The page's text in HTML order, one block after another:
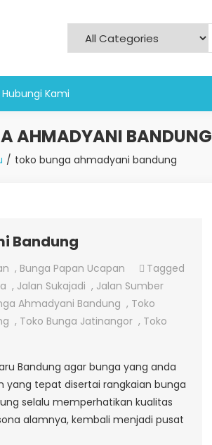
Hubungi Kami
AHMADYANI BANDUNG
toko bunga ahmadyani bandung
Bandung
, Bunga Papan Ucapan
Tagged
, Jalan Sukajadi , Jalan Sumber
Ahmadyani Bandung , Toko
, Toko Bunga Jatinangor , Toko
Bandung agar bunga yang anda
yang tepat disertai rangkaian bunga
selalu memperhatikan kualitas
alamnya, kembali menjadi pusat